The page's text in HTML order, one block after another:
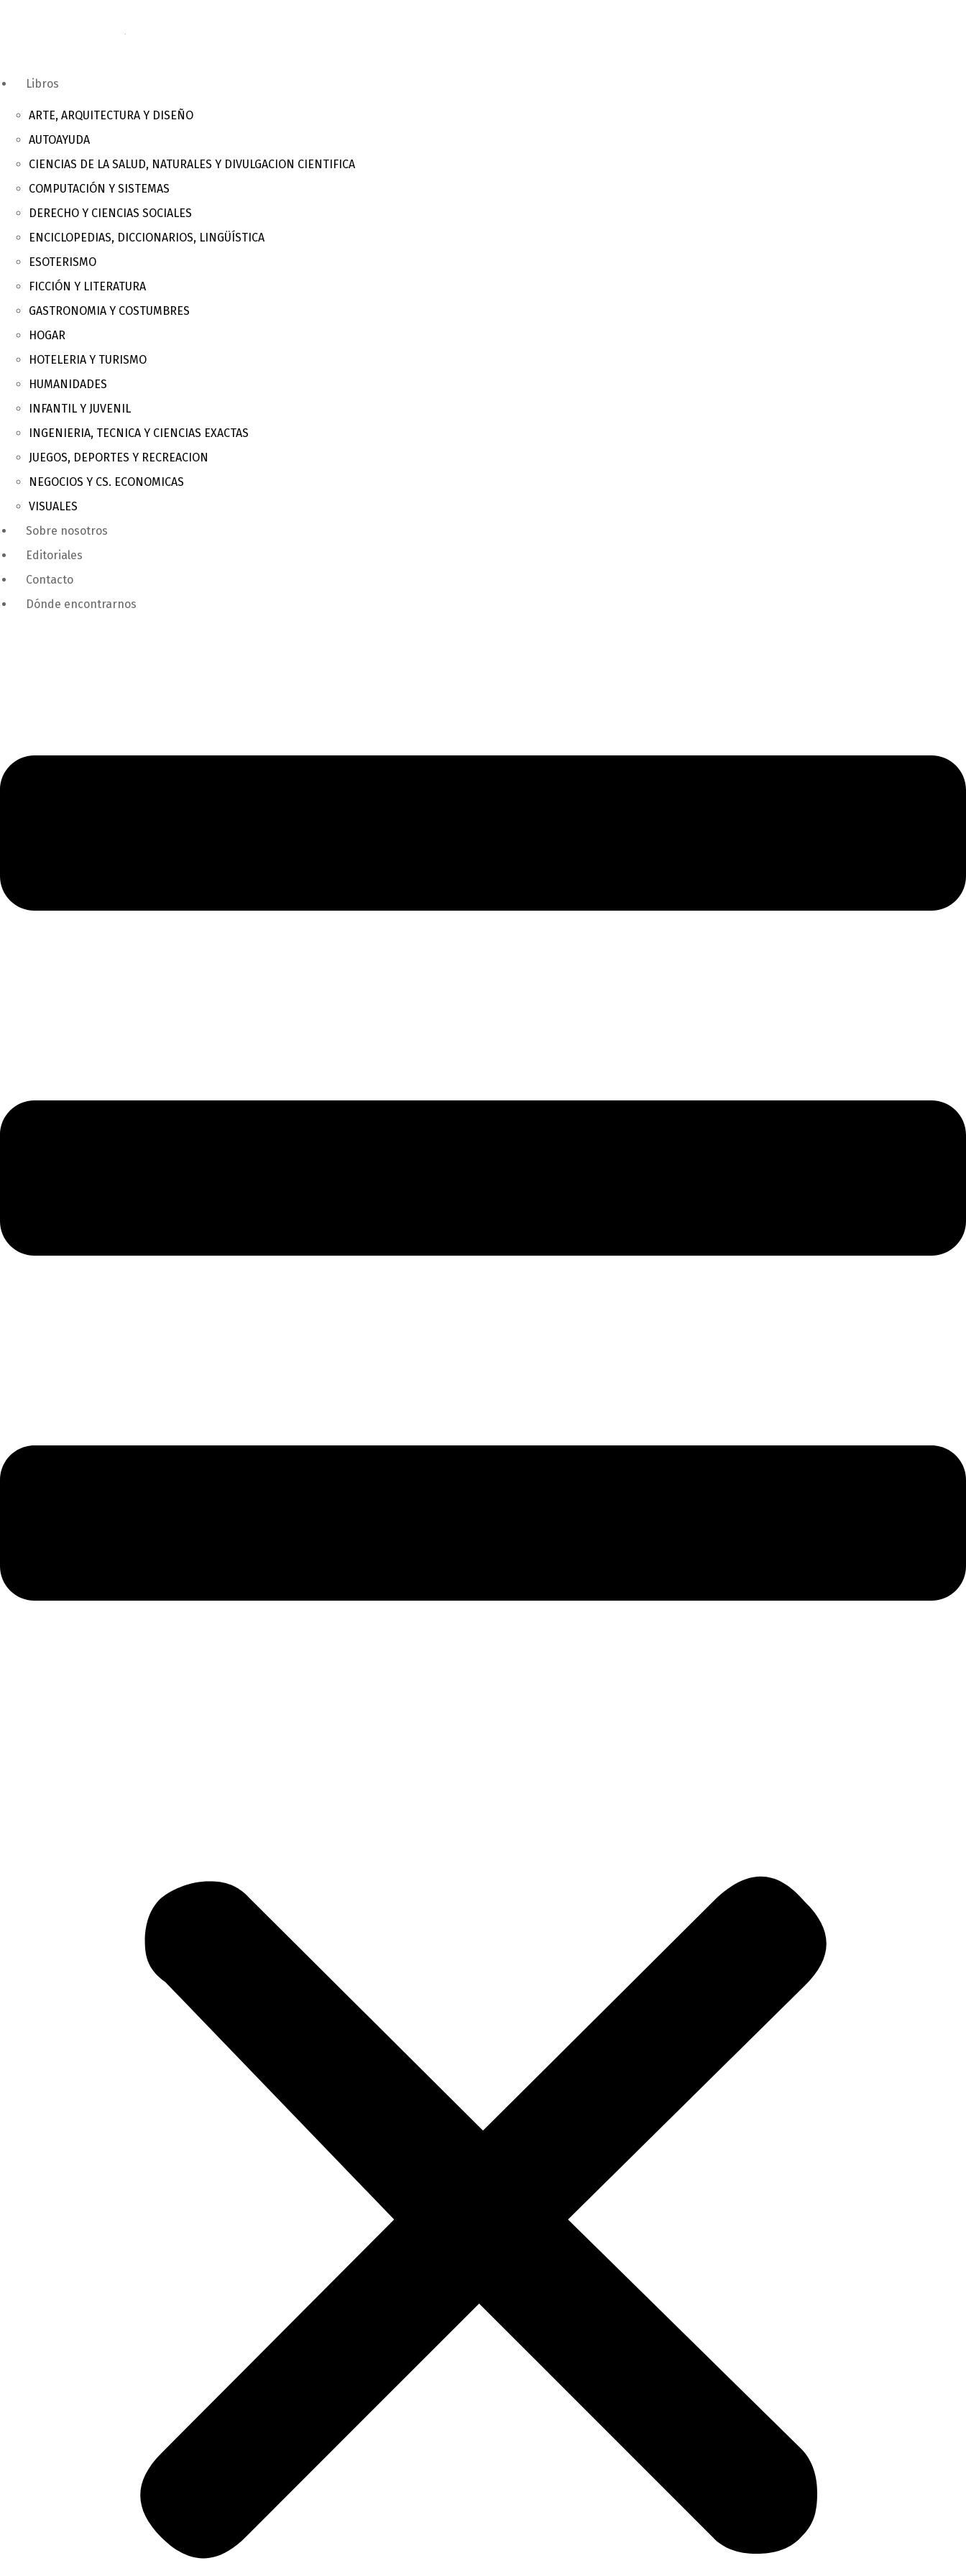
Libros
ARTE, ARQUITECTURA Y DISEÑO
AUTOAYUDA
CIENCIAS DE LA SALUD, NATURALES Y DIVULGACION CIENTIFICA
COMPUTACIÓN Y SISTEMAS
DERECHO Y CIENCIAS SOCIALES
ENCICLOPEDIAS, DICCIONARIOS, LINGÜÍSTICA
ESOTERISMO
FICCIÓN Y LITERATURA
GASTRONOMIA Y COSTUMBRES
HOGAR
HOTELERIA Y TURISMO
HUMANIDADES
INFANTIL Y JUVENIL
INGENIERIA, TECNICA Y CIENCIAS EXACTAS
JUEGOS, DEPORTES Y RECREACION
NEGOCIOS Y CS. ECONOMICAS
VISUALES
Sobre nosotros
Editoriales
Contacto
Dónde encontrarnos